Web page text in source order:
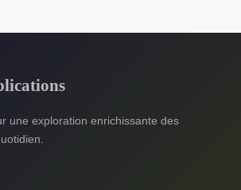
une exploration enrichissante des